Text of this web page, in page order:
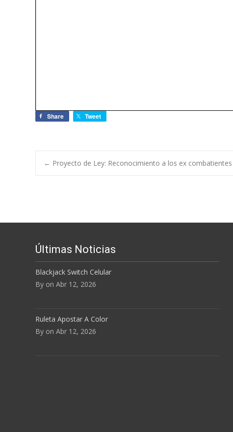
Share Tweet
← Proyecto de Ley: Reconocimiento a los ex
Últimas Noticias
Blackjack Switch Celular
By on Abr 12, 2026
Ruleta Apostar A Color
By on Abr 12, 2026